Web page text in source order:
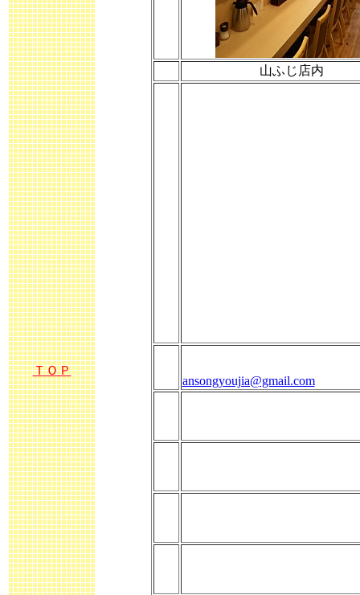
ＴＯＰ
山ふじ店内
ansongyoujia@gmail.com